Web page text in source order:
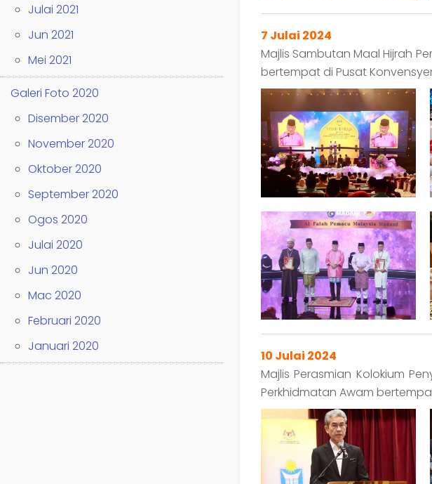
Julai 2021
Jun 2021
Mei 2021
Galeri Foto 2020
Disember 2020
November 2020
Oktober 2020
September 2020
Ogos 2020
Julai 2020
Jun 2020
Mac 2020
Februari 2020
Januari 2020
7 Julai 2024
Majlis Sambutan Maal Hijrah
bertempat di Pusat
10 Julai 2024
Majlis Perasmian Kolokium
Perkhidmatan Awam